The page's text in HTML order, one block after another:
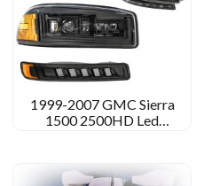
1999-2007 GMC Sierra
1500 2500HD Led